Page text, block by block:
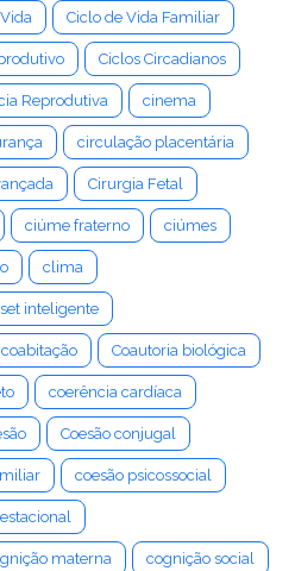
Ciclo de Vida Familiar
Ciclos Circadianos
Reprodutiva cinema
circulação placentária
Cirurgia Fetal
ciúme fraterno ciúmes
clima
inteligente
coabitação Coautoria biológica
coerência cardíaca
Coesão conjugal
coesão psicossocial
materna cognição social